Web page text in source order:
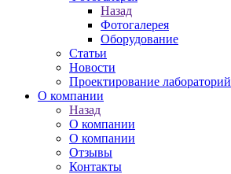
Назад
Фотогалерея
Оборудование
Статьи
Новости
Проектирование лабораторий
О компании
Назад
О компании
О компании
Отзывы
Контакты